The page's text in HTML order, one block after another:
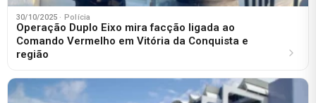
30/10/2025 · Polícia
Operação Duplo Eixo mira facção ligada ao
Comando Vermelho em Vitória da Conquista e
região